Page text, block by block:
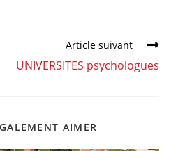
Article suivant
UNIVERSITES psychologues
AIMER